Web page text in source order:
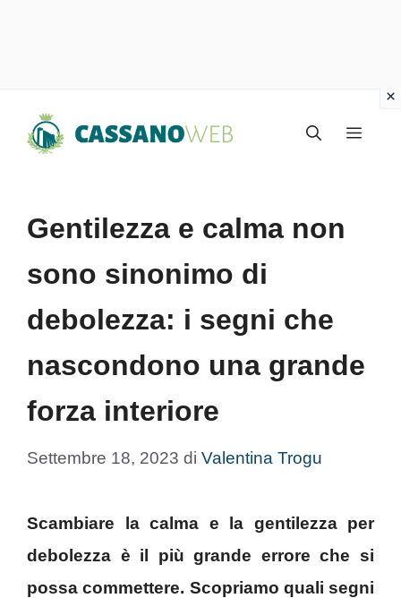
Menu
Gentilezza e calma non
sono sinonimo di
debolezza: i segni che
nascondono una grande
forza interiore
Settembre 18, 2023 di Valentina Trogu
Scambiare la calma e la gentilezza per
debolezza è il più grande errore che si
possa commettere. Scopriamo quali segni